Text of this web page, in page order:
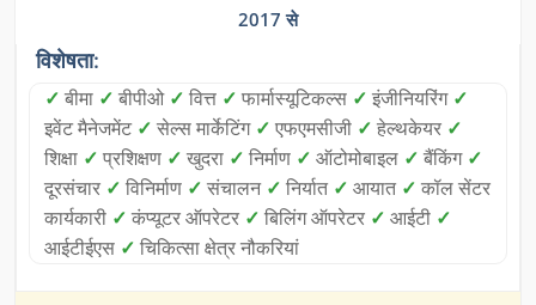
2017 से
विशेषता:
✓ बीमा ✓ बीपीओ ✓ वित्त ✓ फार्मास्यूटिकल्स ✓ इंजीनियरिंग ✓
इवेंट मैनेजमेंट ✓ सेल्स मार्केटिंग ✓ एफएमसीजी ✓ हेल्थकेयर ✓
शिक्षा ✓ प्रशिक्षण ✓ खुदरा ✓ निर्माण ✓ ऑटोमोबाइल ✓ बैंकिंग ✓
दूरसंचार ✓ विनिर्माण ✓ संचालन ✓ निर्यात ✓ आयात ✓ कॉल सेंटर
कार्यकारी ✓ कंप्यूटर ऑपरेटर ✓ बिलिंग ऑपरेटर ✓ आईटी ✓
आईटीईएस ✓ चिकित्सा क्षेत्र नौकरियां